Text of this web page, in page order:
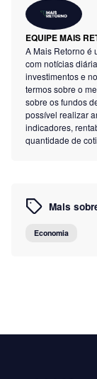
EQUIPE MAIS
A Mais Retorno é
com notícias
investimentos e
termos sobre o
sobre os fundos
possível realizar
indicadores,
quantidade de
Mais
Economia